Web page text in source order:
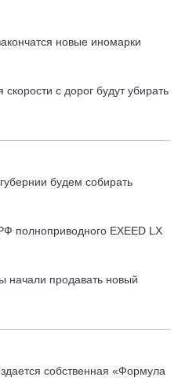
новые иномарки
с дорог будут убирать
будем собирать
полноприводного EXEED LX
начали продавать новый
собственная «Формула